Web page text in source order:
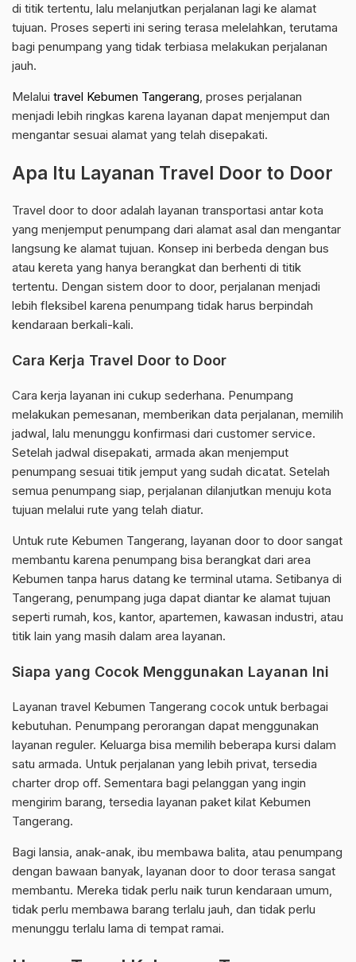
di titik tertentu, lalu melanjutkan perjalanan lagi ke alamat
tujuan. Proses seperti ini sering terasa melelahkan, terutama
bagi penumpang yang tidak terbiasa melakukan perjalanan
jauh.
Melalui travel Kebumen Tangerang, proses perjalanan
menjadi lebih ringkas karena layanan dapat menjemput dan
mengantar sesuai alamat yang telah disepakati.
Apa Itu Layanan Travel Door to Door
Travel door to door adalah layanan transportasi antar kota
yang menjemput penumpang dari alamat asal dan mengantar
langsung ke alamat tujuan. Konsep ini berbeda dengan bus
atau kereta yang hanya berangkat dan berhenti di titik
tertentu. Dengan sistem door to door, perjalanan menjadi
lebih fleksibel karena penumpang tidak harus berpindah
kendaraan berkali-kali.
Cara Kerja Travel Door to Door
Cara kerja layanan ini cukup sederhana. Penumpang
melakukan pemesanan, memberikan data perjalanan, memilih
jadwal, lalu menunggu konfirmasi dari customer service.
Setelah jadwal disepakati, armada akan menjemput
penumpang sesuai titik jemput yang sudah dicatat. Setelah
semua penumpang siap, perjalanan dilanjutkan menuju kota
tujuan melalui rute yang telah diatur.
Untuk rute Kebumen Tangerang, layanan door to door sangat
membantu karena penumpang bisa berangkat dari area
Kebumen tanpa harus datang ke terminal utama. Setibanya di
Tangerang, penumpang juga dapat diantar ke alamat tujuan
seperti rumah, kos, kantor, apartemen, kawasan industri, atau
titik lain yang masih dalam area layanan.
Siapa yang Cocok Menggunakan Layanan Ini
Layanan travel Kebumen Tangerang cocok untuk berbagai
kebutuhan. Penumpang perorangan dapat menggunakan
layanan reguler. Keluarga bisa memilih beberapa kursi dalam
satu armada. Untuk perjalanan yang lebih privat, tersedia
charter drop off. Sementara bagi pelanggan yang ingin
mengirim barang, tersedia layanan paket kilat Kebumen
Tangerang.
Bagi lansia, anak-anak, ibu membawa balita, atau penumpang
dengan bawaan banyak, layanan door to door terasa sangat
membantu. Mereka tidak perlu naik turun kendaraan umum,
tidak perlu membawa barang terlalu jauh, dan tidak perlu
menunggu terlalu lama di tempat ramai.